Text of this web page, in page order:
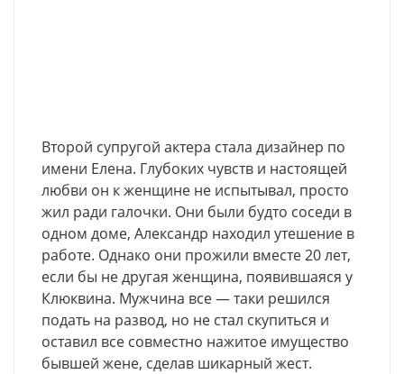
Второй супругой актера стала дизайнер по
имени Елена. Глубоких чувств и настоящей
любви он к женщине не испытывал, просто
жил ради галочки. Они были будто соседи в
одном доме, Александр находил утешение в
работе. Однако они прожили вместе 20 лет,
если бы не другая женщина, появившаяся у
Клюквина. Мужчина все — таки решился
подать на развод, но не стал скупиться и
оставил все совместно нажитое имущество
бывшей жене, сделав шикарный жест.